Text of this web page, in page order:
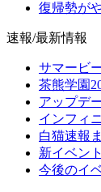
復帰勢が
速報/最新情報
サマービ
茶熊学園
アップデ
インフィ
白猫速報
新イベン
今後のイ